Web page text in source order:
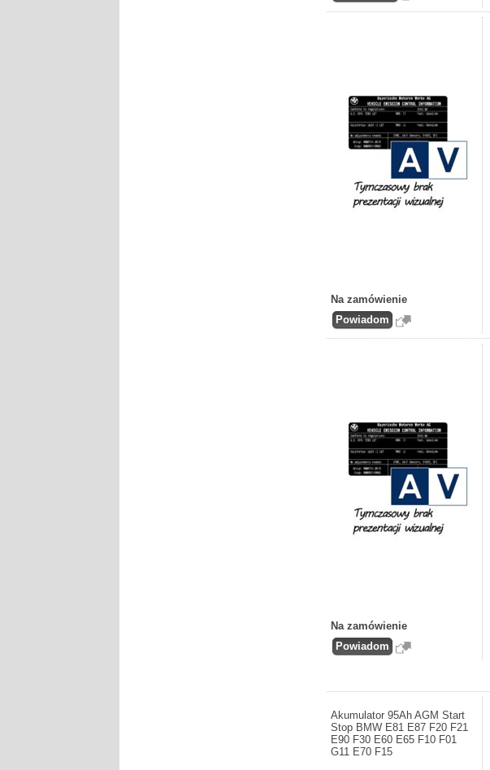
Na zamówienie
Na zamówienie
Akumulator 95Ah AGM Start
Stop BMW E81 E87 F20 F21
E90 F30 E60 E65 F10 F01
G11 E70 F15